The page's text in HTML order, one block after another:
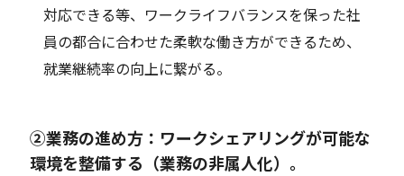
対応できる等、ワークライフバランスを保った社
員の都合に合わせた柔軟な働き方ができるため、
就業継続率の向上に繋がる。
②業務の進め方：ワークシェアリングが可能な
環境を整備する（業務の非属人化）。